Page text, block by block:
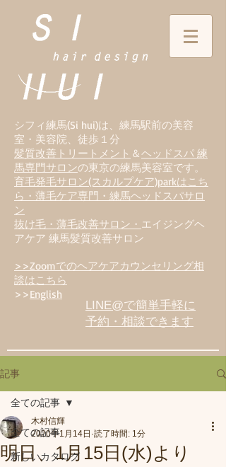
シフィ練馬(Si hui)は、 練馬駅前の美容
室・美容院、徒歩１分
髪質改善トリートメント ＆ヘッドスパ 練
馬専門サロンの東京の練馬美容室です。
育毛発毛サロン(スカルプケア)parkはこち
ら・薄毛ケア専門・練馬ヘッドスパサロ
ン
抜け毛・薄毛改善サロン・ エイジングヘ
アケア 練馬髪質改善サロン
>>Zoomでのヘアケアカウンセリング相
談はこちら
>>English
LINE@で簡単手軽に
予約・相談できます
記事
全ての記事
新しいカタログ
全ての記事
明日、1月15日(水)より
木村信輝
2020年1月14日 読了時間: 1分